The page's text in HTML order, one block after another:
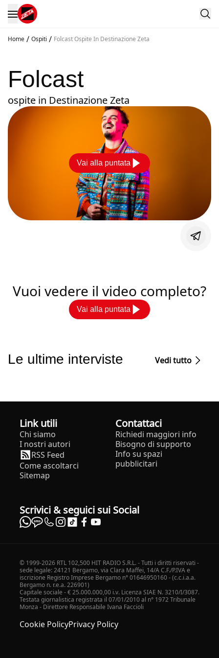
Home / Ospiti / Folcast Ospite In Destinazione Zeta
Folcast
ospite in Destinazione Zeta
Vai alla puntata
Vuoi vedere il video completo?
Vai alla puntata
Le ultime interviste Vedi tutto
Link utili
Chi siamo
I nostri autori
RSS Feed
Come ascoltarci
Sitemap
Contattaci
Richiedi maggiori info
Bisogno di supporto
Info su spazi
pubblicitari
Scrivici & seguici sui Social
© 1999-2026 RTL 102,500 HIT RADIO S.R.L. - Tutti i diritti riservati -
sede legale: 24121 Bergamo, via Clara Maffei, 14/A C.F./P.IVA e
iscrizione Registro Imprese Bergamo n° 01646950160 - (c.c.i.a.a.
Bergamo n. r.e.a. 226901)
Capitale sociale - € 25.000.000,00 i.v. Licenza SIAE N. 3210/I/3087.
Testata giornalistica registrata il 07/01/2010 al n° 1972 Tribunale
Monza - Direttore Responsabile Ivana Faccioli
Cookie PolicyPrivacy Policy